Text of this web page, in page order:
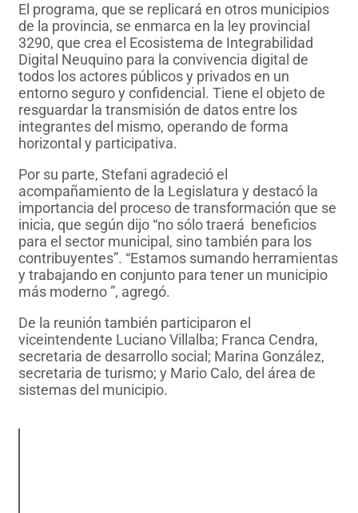
El programa, que se replicará en otros municipios
de la provincia, se enmarca en la ley provincial
3290, que crea el Ecosistema de Integrabilidad
Digital Neuquino para la convivencia digital de
todos los actores públicos y privados en un
entorno seguro y confidencial. Tiene el objeto de
resguardar la transmisión de datos entre los
integrantes del mismo, operando de forma
horizontal y participativa.
Por su parte, Stefani agradeció el
acompañamiento de la Legislatura y destacó la
importancia del proceso de transformación que se
inicia, que según dijo “no sólo traerá beneficios
para el sector municipal, sino también para los
contribuyentes”. “Estamos sumando herramientas
y trabajando en conjunto para tener un municipio
más moderno ”, agregó.
De la reunión también participaron el
viceintendente Luciano Villalba; Franca Cendra,
secretaria de desarrollo social; Marina González,
secretaria de turismo; y Mario Calo, del área de
sistemas del municipio.